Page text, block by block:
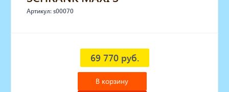
Артикул: s00070
69 770 руб.
В корзину